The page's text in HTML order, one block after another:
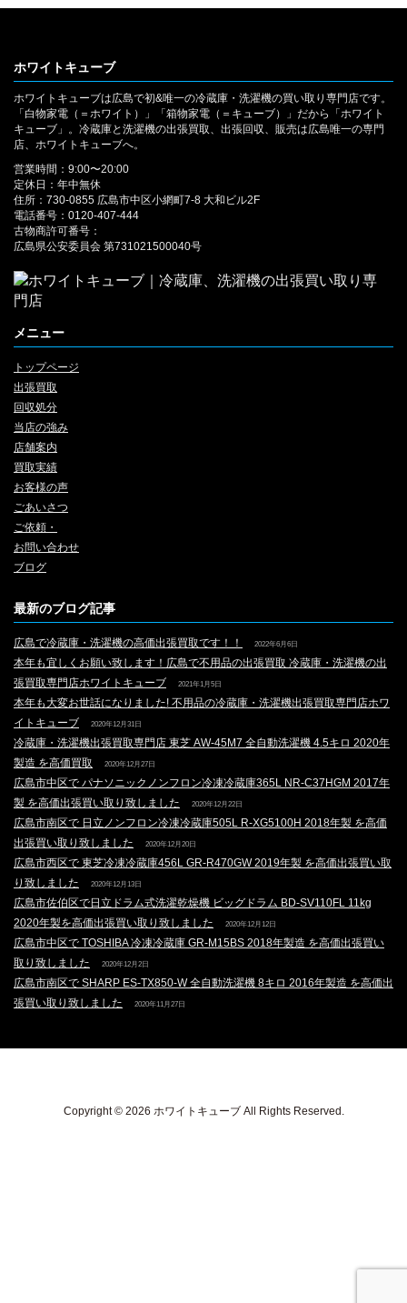
ホワイトキューブ
ホワイトキューブは広島で初&唯一の冷蔵庫・洗濯機の買い取り専門店です。
「白物家電（＝ホワイト）」「箱物家電（＝キューブ）」だから「ホワイト
キューブ」。冷蔵庫と洗濯機の出張買取、出張回収、販売は広島唯一の専門
店、ホワイトキューブへ。
営業時間：9:00〜20:00
定休日：年中無休
住所：730-0855 広島市中区小網町7-8 大和ビル2F
電話番号：0120-407-444
古物商許可番号：
広島県公安委員会 第731021500040号
メニュー
トップページ
出張買取
回収処分
当店の強み
店舗案内
買取実績
お客様の声
ごあいさつ
ご依頼・
お問い合わせ
ブログ
最新のブログ記事
広島で冷蔵庫・洗濯機の高価出張買取です！！ 2022年6月6日
本年も宜しくお願い致します！広島で不用品の出張買取 冷蔵庫・洗濯機の出
張買取専門店ホワイトキューブ
2021年1月5日
本年も大変お世話になりました! 不用品の冷蔵庫・洗濯機出張買取専門店ホワ
イトキューブ
2020年12月31日
冷蔵庫・洗濯機出張買取専門店 東芝 AW-45M7 全自動洗濯機 4.5キロ 2020年
製造 を高価買取
2020年12月27日
広島市中区で パナソニックノンフロン冷凍冷蔵庫365L NR-C37HGM 2017年
製 を高価出張買い取り致しました
2020年12月22日
広島市南区で 日立ノンフロン冷凍冷蔵庫505L R-XG5100H 2018年製 を高価
出張買い取り致しました
2020年12月20日
広島市西区で 東芝冷凍冷蔵庫456L GR-R470GW 2019年製 を高価出張買い取
り致しました
2020年12月13日
広島市佐伯区で日立ドラム式洗濯乾燥機 ビッグドラム BD-SV110FL 11kg
2020年製を高価出張買い取り致しました
2020年12月12日
広島市中区で TOSHIBA 冷凍冷蔵庫 GR-M15BS 2018年製造 を高価出張買い
取り致しました
2020年12月2日
広島市南区で SHARP ES-TX850-W 全自動洗濯機 8キロ 2016年製造 を高価出
張買い取り致しました
2020年11月27日
Copyright © 2026 ホワイトキューブ All Rights Reserved.